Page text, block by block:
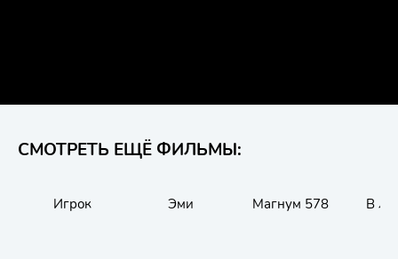
СМОТРЕТЬ ЕЩЁ ФИЛЬМЫ:
Игрок Эми Магнум 578 В